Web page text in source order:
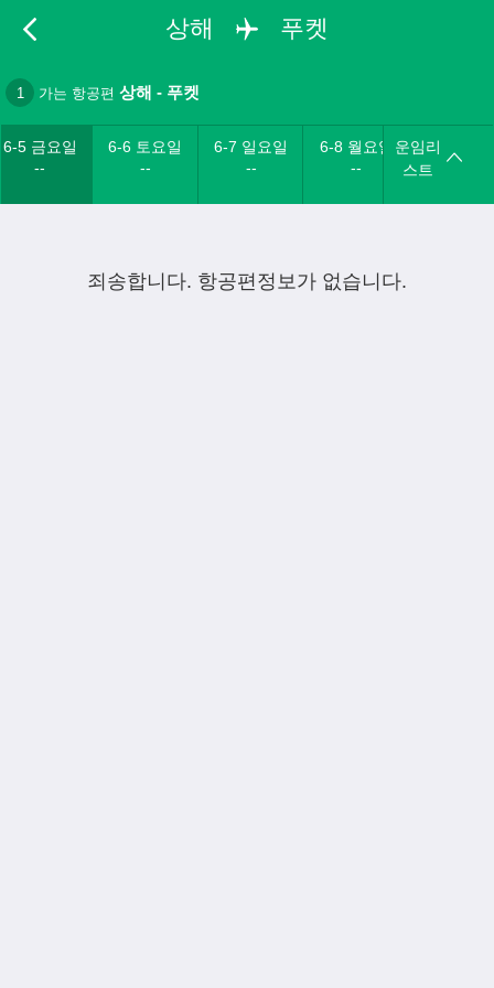
상해 푸켓
1 가는 항공편 상해 - 푸켓
6-5 금요일
--
6-6 토요일
--
6-7 일요일
--
6-8 월요일
--
운임리
스트
죄송합니다. 항공편정보가 없습니다.